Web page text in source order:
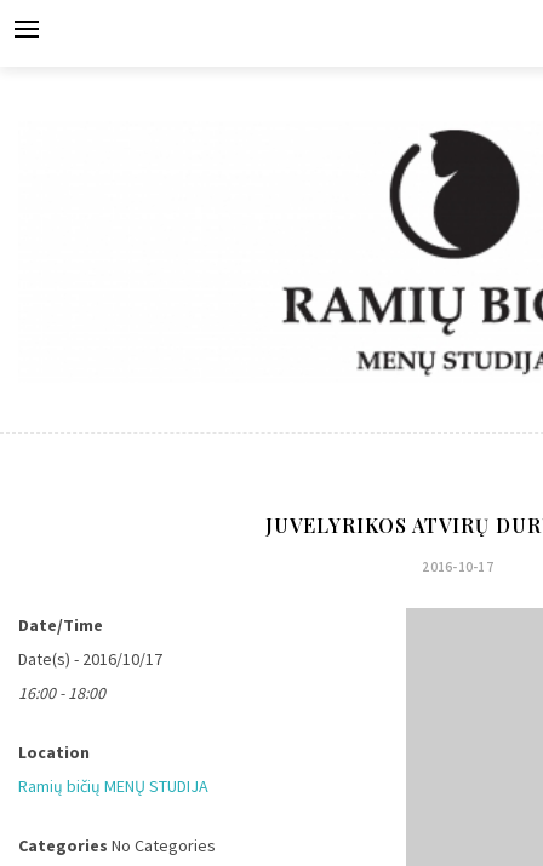
JUVELYRIKOS ATVIRŲ
2016-10-17
Date/Time
Date(s) - 2016/10/17
16:00 - 18:00
Location
Ramių bičių MENŲ STUDIJA
Categories No Categories